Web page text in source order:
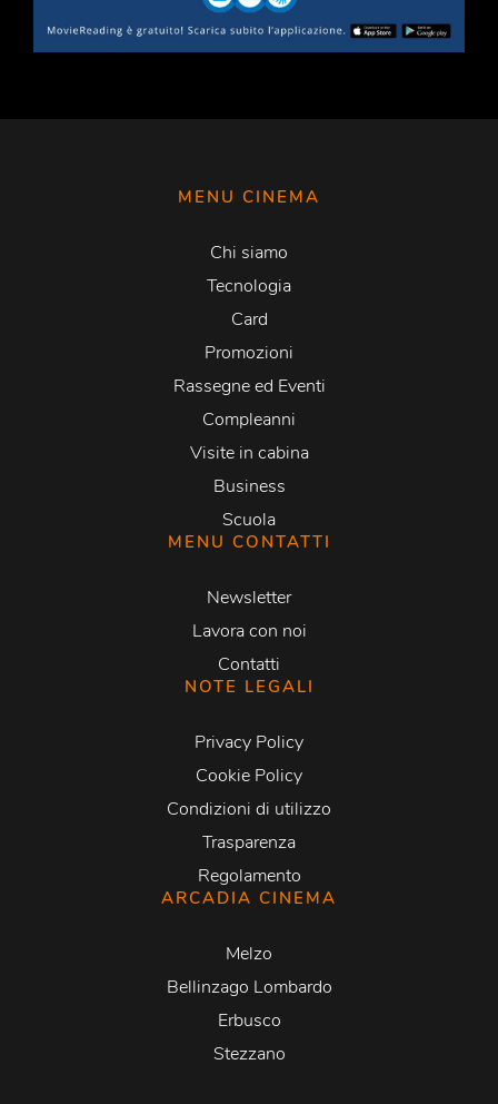
MENU CINEMA
Chi siamo
Tecnologia
Card
Promozioni
Rassegne ed Eventi
Compleanni
Visite in cabina
Business
Scuola
MENU CONTATTI
Newsletter
Lavora con noi
Contatti
NOTE LEGALI
Privacy Policy
Cookie Policy
Condizioni di utilizzo
Trasparenza
Regolamento
ARCADIA CINEMA
Melzo
Bellinzago Lombardo
Erbusco
Stezzano